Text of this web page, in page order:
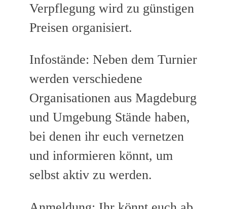
Verpflegung wird zu günstigen
Preisen organisiert.
Infostände: Neben dem Turnier
werden verschiedene
Organisationen aus Magdeburg
und Umgebung Stände haben,
bei denen ihr euch vernetzen
und informieren könnt, um
selbst aktiv zu werden.